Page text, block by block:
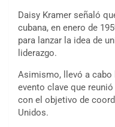
Daisy Kramer señaló
cubana, en enero de
para lanzar la idea de
liderazgo.
Asimismo, llevó a cabo
evento clave que
con el objetivo de
Unidos.